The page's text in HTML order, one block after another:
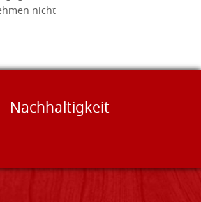
nicht
Nachhaltigkeit